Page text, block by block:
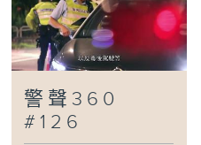
警聲360
#126